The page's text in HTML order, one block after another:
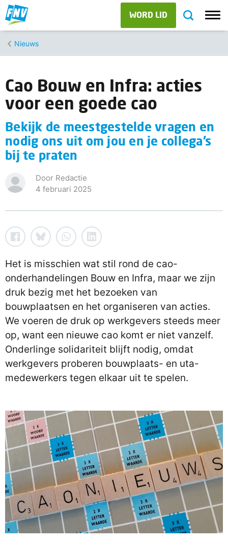
WORD LID
Nieuws
Cao Bouw en Infra: acties
voor een goede cao
Bekijk de meestgestelde vragen en
nodig ons uit om jou en je collega’s
bij te praten
Door Redactie
4 februari 2025
Het is misschien wat stil rond de cao-
onderhandelingen Bouw en Infra, maar we zijn
druk bezig met het bezoeken van
bouwplaatsen en het organiseren van acties.
We voeren de druk op werkgevers steeds meer
op, want een nieuwe cao komt er niet vanzelf.
Onderlinge solidariteit blijft nodig, omdat
werkgevers proberen bouwplaats- en uta-
medewerkers tegen elkaar uit te spelen.